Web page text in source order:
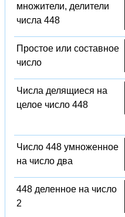
множители, делители
числа 448
Простое или составное
число
Числа делящиеся на
целое число 448
Число 448 умноженное
на число два
448 деленное на число
2